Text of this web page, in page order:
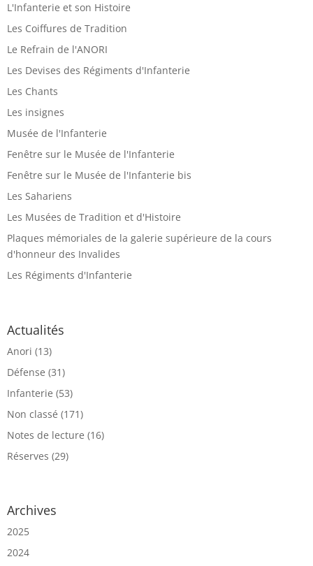
L'Infanterie et son Histoire
Les Coiffures de Tradition
Le Refrain de l'ANORI
Les Devises des Régiments d'Infanterie
Les Chants
Les insignes
Musée de l'Infanterie
Fenêtre sur le Musée de l'Infanterie
Fenêtre sur le Musée de l'Infanterie bis
Les Sahariens
Les Musées de Tradition et d'Histoire
Plaques mémoriales de la galerie supérieure de la cours
d'honneur des Invalides
Les Régiments d'Infanterie
Actualités
Anori (13)
Défense (31)
Infanterie (53)
Non classé (171)
Notes de lecture (16)
Réserves (29)
Archives
2025
2024